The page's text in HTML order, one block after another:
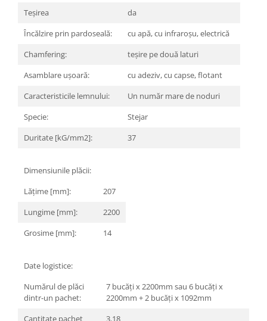
MAGNETIC
MAKRANA
MOOD
MORPHIC
ONICE ALLURE
ONYX
OXIDATIO
PATAGONIA
PIERRE BLACK
STATUARIO SUPERIORE
SUNSTONE
TAJ MAHAL
ANTICHI AMORI
BERNINI
BRERA
CALACATA VIOLA
CALACATTA CENERINO
CALACATTA OCEANIC
CEMENTINE
CEPPO DI GRE
CONCEPT
DOLOMITE
DUBAI GOLD
ECLIPSE
EMPERADOR
Teşirea
da
Încălzire prin pardoseală:
cu apă, cu infraroșu, electrică
Chamfering:
teșire pe două laturi
Asamblare ușoară:
cu adeziv, cu capse, flotant
Caracteristicile lemnului:
Un număr mare de noduri
Specie:
Stejar
Duritate [kG/mm2]:
37
Dimensiunile plăcii:
Lățime [mm]:
207
Lungime [mm]:
2200
Grosime [mm]:
14
Date logistice:
Numărul de plăci
dintr-un pachet:
7 bucăți x 2200mm sau 6 bucăți x
2200mm + 2 bucăți x 1092mm
Cantitate pachet
3.18